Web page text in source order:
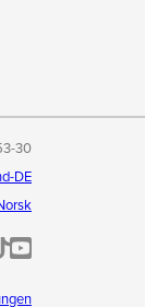
30
DE
| LinkedIn• Instagram
INKL.COM | TikTok
ALLINKL.COM -